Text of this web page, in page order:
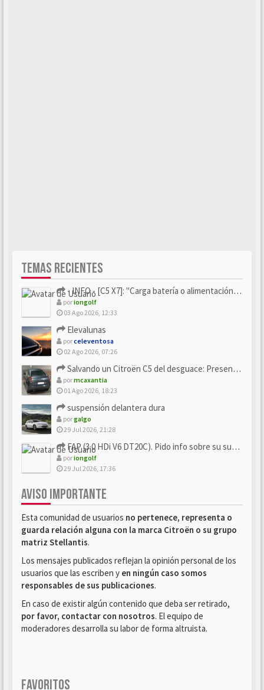
TEMAS RECIENTES
- INFO - [C5 X7]: "Carga batería o alimentación eléctri...
poriongolf
03 Ago 2026, 12:33
Elevalunas
porceleventosa
02 Ago 2026, 07:26
Salvando un Citroën C5 del desguace: Presentación y seguimiento
pormcaxantia
01 Ago 2026, 18:23
suspensión delantera dura
porgalgo
29 Jul 2026, 21:28
FAP (3.0 HDi V6 DT20C). Pido info sobre su sustitución
poriongolf
29 Jul 2026, 17:36
AVISO IMPORTANTE
Esta comunidad de usuarios no pertenece, representa o
guarda relación alguna con la marca Citroën o su grupo
matriz Stellantis.
Los mensajes publicados reflejan la opinión personal de los
usuarios que las escriben y en ningún caso somos
responsables de sus publicaciones.
En caso de existir algún contenido que deba ser retirado,
por favor, contactar con nosotros. El equipo de
moderadores desarrolla su labor de forma altruista.
FAVORITOS